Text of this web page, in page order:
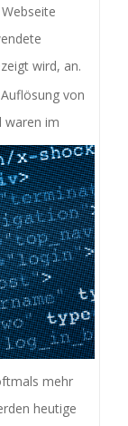
wird, an.
von
waren im
mehr
heutige